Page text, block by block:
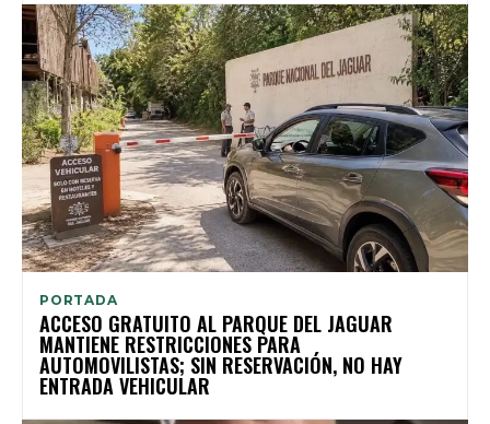
PORTADA
ACCESO GRATUITO AL PARQUE DEL JAGUAR
MANTIENE RESTRICCIONES PARA
AUTOMOVILISTAS; SIN RESERVACIÓN, NO HAY
ENTRADA VEHICULAR